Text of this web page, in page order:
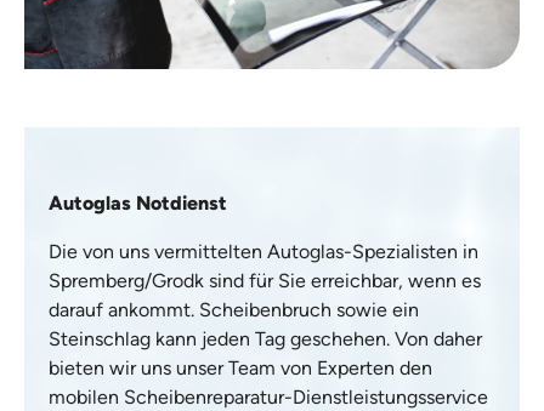
Autoglas Notdienst
Die von uns vermittelten Autoglas-Spezialisten in
Spremberg/Grodk sind für Sie erreichbar, wenn es
darauf ankommt. Scheibenbruch sowie ein
Steinschlag kann jeden Tag geschehen. Von daher
bieten wir uns unser Team von Experten den
mobilen Scheibenreparatur-Dienstleistungsservice